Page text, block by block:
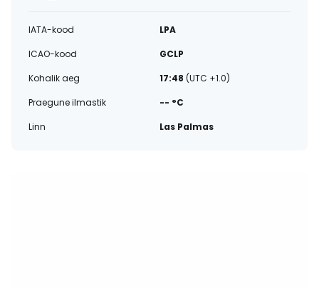
IATA-kood
LPA
ICAO-kood
GCLP
Kohalik aeg
17:48 (UTC +1.0)
Praegune ilmastik
-- °C
Linn
Las Palmas